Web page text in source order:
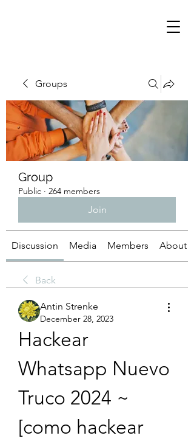
Groups
Group
Public · 264 members
Join
Discussion Media Members About
Back
Antin Strenke
December 28, 2023
Hackear
Whatsapp Nuevo
Truco 2024 ~
[como hackear